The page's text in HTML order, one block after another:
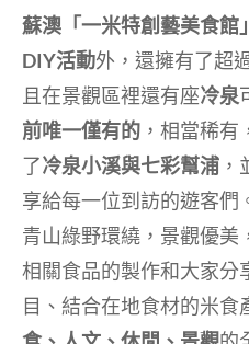
蘇澳「一米特創藝美食館」
DIY活動外，還擁有了超
且在景觀區裡還有座冷泉
前唯一僅有的 ，相當稀有
了冷泉小溪與七彩幫浦
享給每一位到訪的遊客們
青山綠野環繞，景觀優美
相關食品的製作和大家分
目、結合在地食材的米